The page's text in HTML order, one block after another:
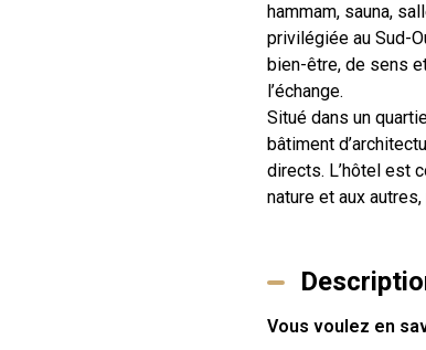
hammam, sauna,
privilégiée au Sud-
bien-être, de sens
l’échange.
Situé dans un
bâtiment
directs. L’hôtel est
nature et aux
Vous voulez en